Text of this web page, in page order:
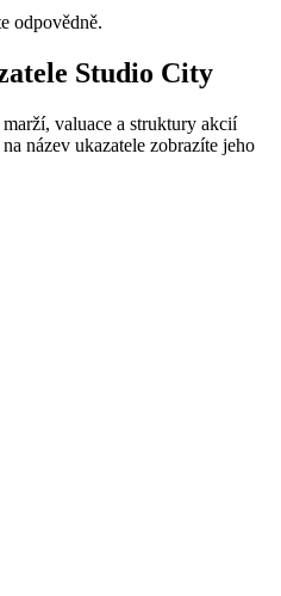
odpovědně.
Studio City
valuace a struktury akcií
název ukazatele zobrazíte jeho